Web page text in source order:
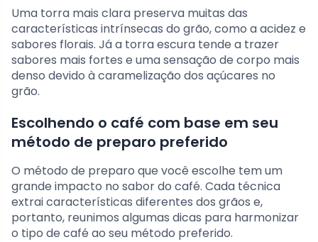
Uma torra mais clara preserva muitas das
características intrínsecas do grão, como a acidez e
sabores florais. Já a torra escura tende a trazer
sabores mais fortes e uma sensação de corpo mais
denso devido à caramelização dos açúcares no
grão.
Escolhendo o café com base em seu
método de preparo preferido
O método de preparo que você escolhe tem um
grande impacto no sabor do café. Cada técnica
extrai características diferentes dos grãos e,
portanto, reunimos algumas dicas para harmonizar
o tipo de café ao seu método preferido.